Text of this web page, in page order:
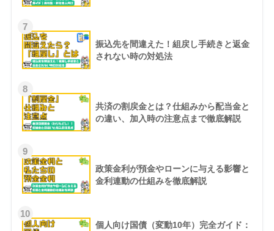
7
振込先を間違えた！組戻し手続きと返金
されない時の対処法
8
共済の割戻金とは？仕組みから配当金と
の違い、加入時の注意点まで徹底解説
9
政策金利が預金やローンに与える影響と
金利連動の仕組みを徹底解説
10
個人向け国債（変動10年）完全ガイド：